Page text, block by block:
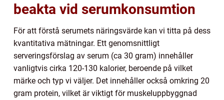
beakta vid serumkonsumtion
För att förstå serumets näringsvärde kan vi titta på dess
kvantitativa mätningar. Ett genomsnittligt
serveringsförslag av serum (ca 30 gram) innehåller
vanligtvis cirka 120-130 kalorier, beroende på vilket
märke och typ vi väljer. Det innehåller också omkring 20
gram protein, vilket är viktigt för muskeluppbyggnad